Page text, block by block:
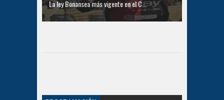
La ley Bonansea más vigente en el C...